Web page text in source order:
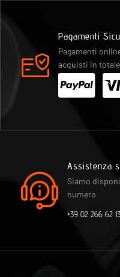
Pagamenti
Pagamenti
acquisti in
Assistenza
Siamo
numero
+39 02 266 62 13